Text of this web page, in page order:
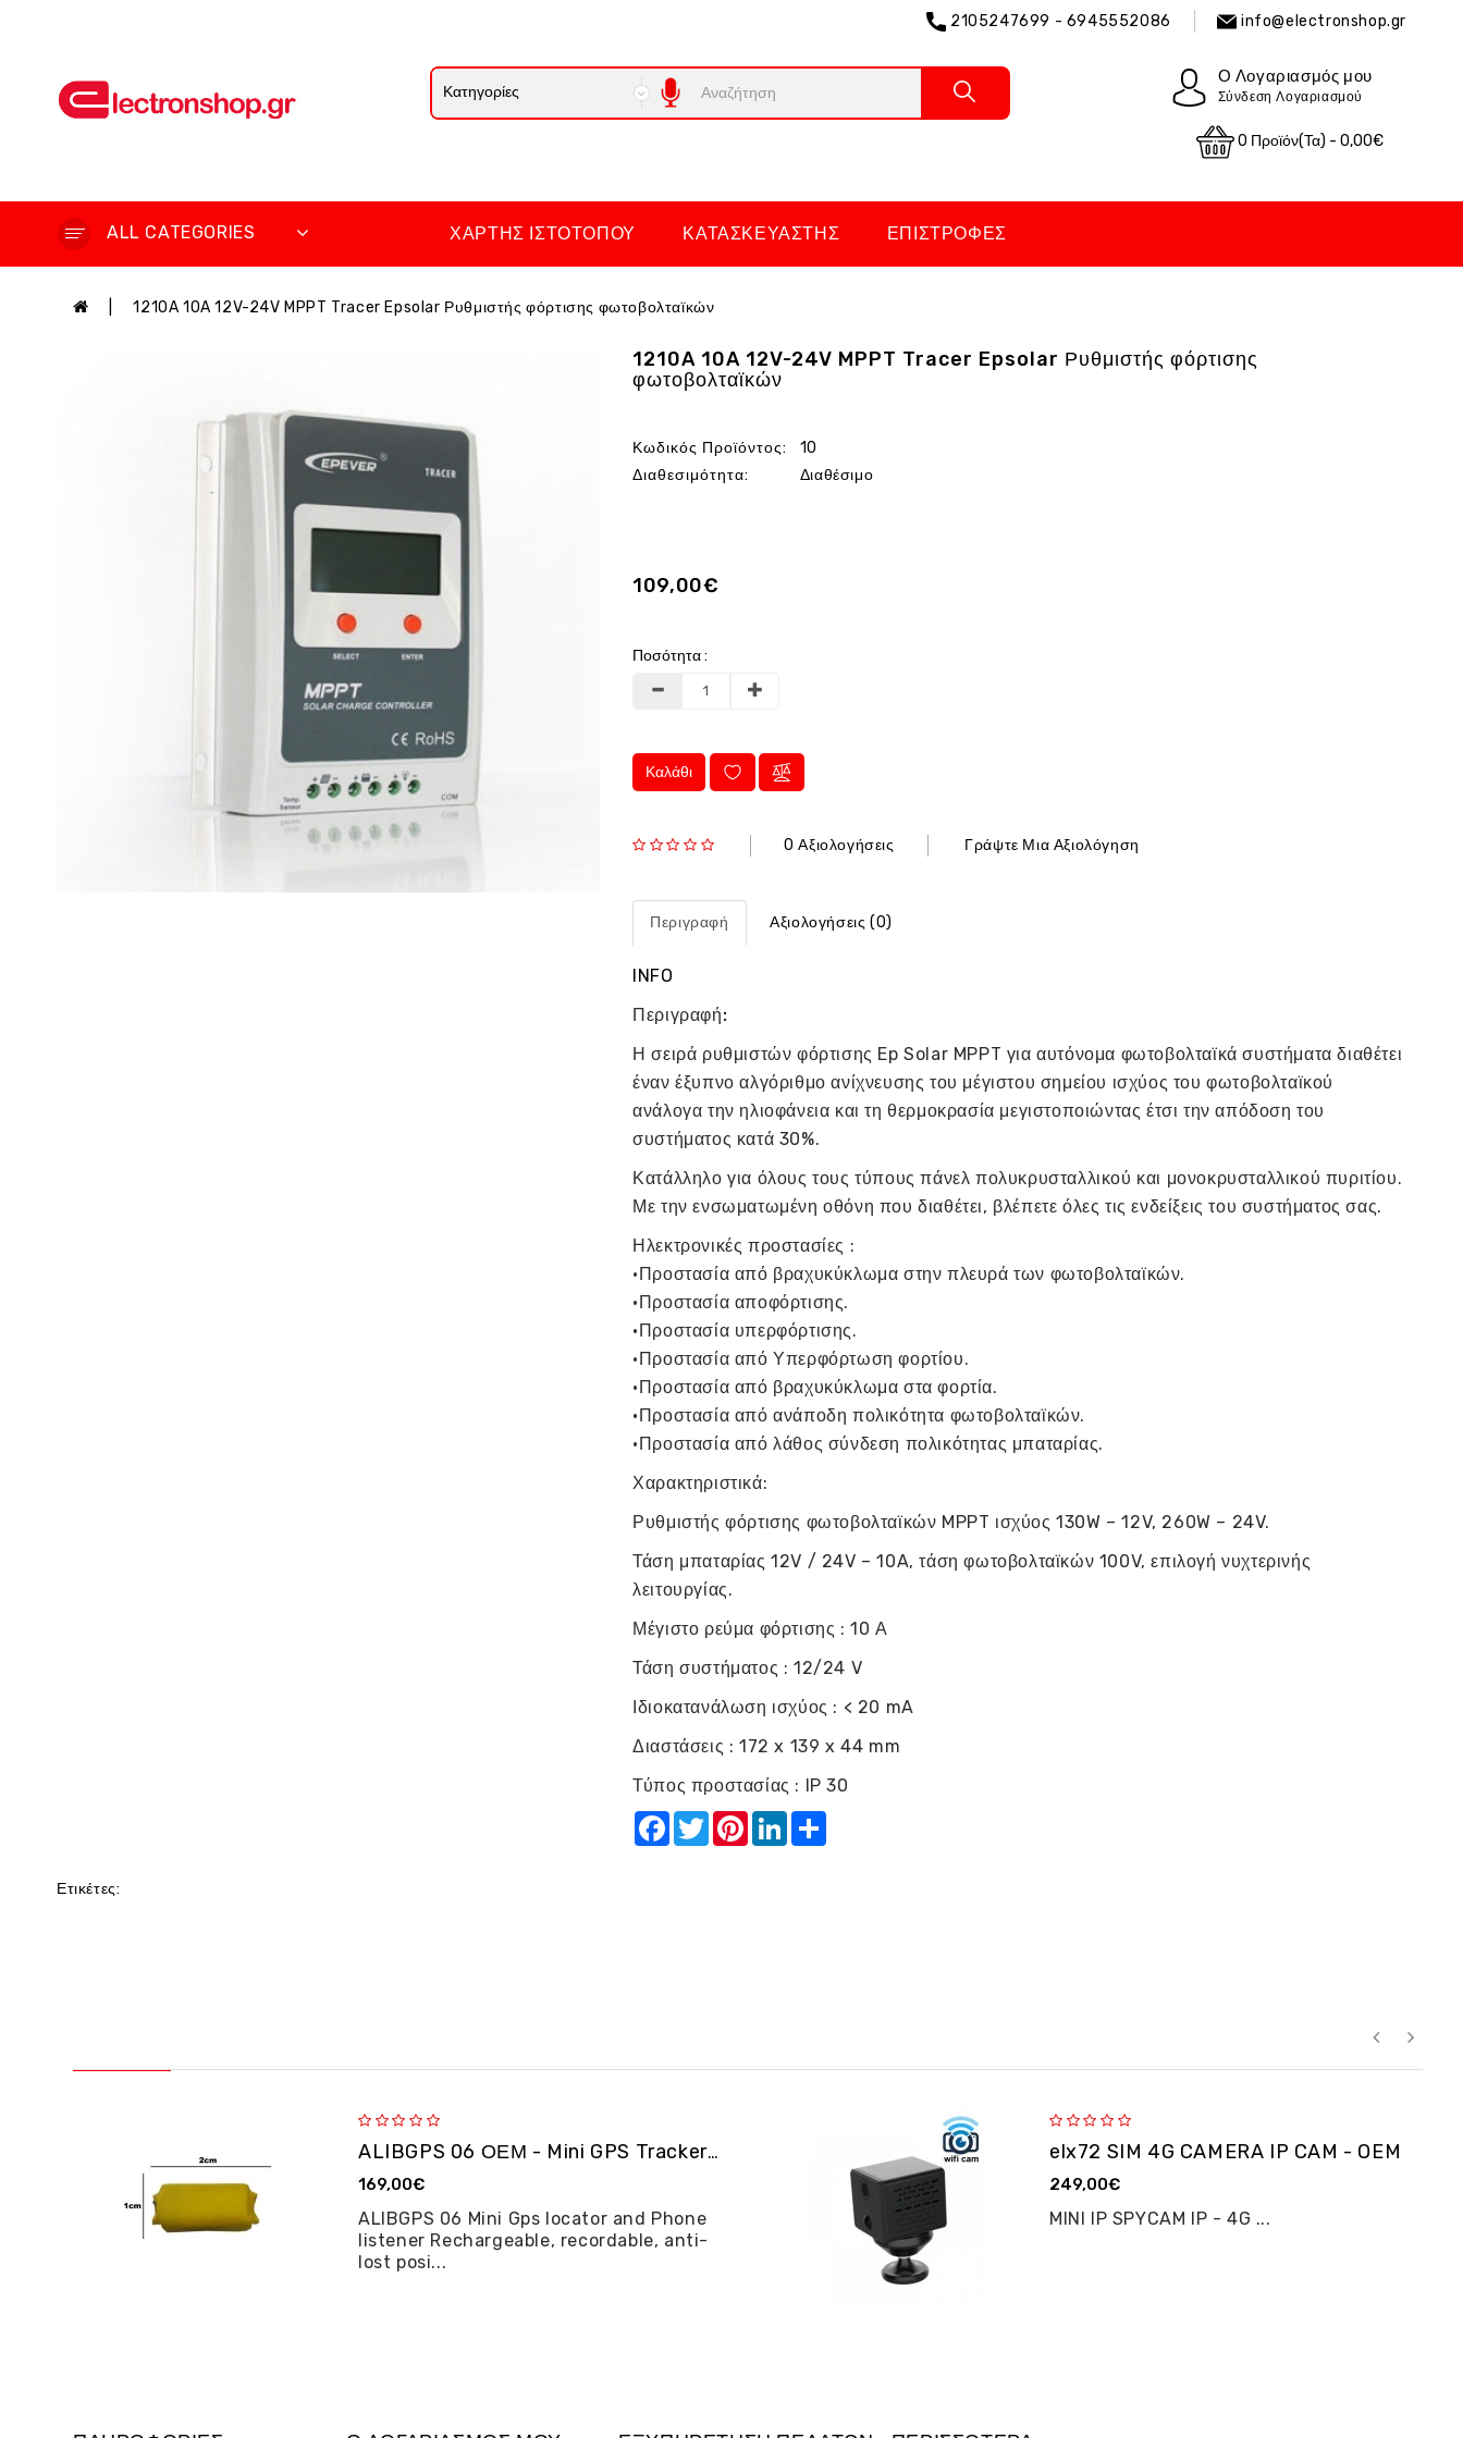
2105247699 - 6945552086 info@electronshop.gr
Ο Λογαριασμός μου
Σύνδεση Λογαριασμού
0 Προϊόν(τα) - 0,00€
ALL CATEGORIES ΧΆΡΤΗΣ ΙΣΤΌΤΟΠΟΥ ΚΑΤΑΣΚΕΥΑΣΤΉΣ ΕΠΙΣΤΡΟΦΈΣ
1210A 10A 12V-24V MPPT Tracer Epsolar Ρυθμιστής φόρτισης φωτοβολταϊκών
1210A 10A 12V-24V MPPT Tracer Epsolar Ρυθμιστής φόρτισης
φωτοβολταϊκών
Κωδικός Προϊόντος:
10
Διαθεσιμότητα:
Διαθέσιμο
109,00€
Ποσότητα :
Καλάθι
0 Αξιολογήσεις Γράψτε Μια Αξιολόγηση
Περιγραφή Αξιολογήσεις (0)
INFO
Περιγραφή:
Η σειρά ρυθμιστών φόρτισης Ep Solar MPPT για αυτόνομα φωτοβολταϊκά συστήματα διαθέτει
έναν έξυπνο αλγόριθμο ανίχνευσης του μέγιστου σημείου ισχύος του φωτοβολταϊκού
ανάλογα την ηλιοφάνεια και τη θερμοκρασία μεγιστοποιώντας έτσι την απόδοση του
συστήματος κατά 30%.
Κατάλληλο για όλους τους τύπους πάνελ πολυκρυσταλλικού και μονοκρυσταλλικού πυριτίου.
Με την ενσωματωμένη οθόνη που διαθέτει, βλέπετε όλες τις ενδείξεις του συστήματος σας.
Ηλεκτρονικές προστασίες :
·Προστασία από βραχυκύκλωμα στην πλευρά των φωτοβολταϊκών.
·Προστασία αποφόρτισης.
·Προστασία υπερφόρτισης.
·Προστασία από Υπερφόρτωση φορτίου.
·Προστασία από βραχυκύκλωμα στα φορτία.
·Προστασία από ανάποδη πολικότητα φωτοβολταϊκών.
·Προστασία από λάθος σύνδεση πολικότητας μπαταρίας.
Χαρακτηριστικά:
Ρυθμιστής φόρτισης φωτοβολταϊκών MPPT ισχύος 130W – 12V, 260W – 24V.
Τάση μπαταρίας 12V / 24V – 10A, τάση φωτοβολταϊκών 100V, επιλογή νυχτερινής
λειτουργίας.
Μέγιστο ρεύμα φόρτισης : 10 Α
Τάση συστήματος : 12/24 V
Ιδιοκατανάλωση ισχύος : < 20 mA
Διαστάσεις : 172 x 139 x 44 mm
Τύπος προστασίας : IP 30
Facebook
TwitterPinterestLinkedIn
Ετικέτες:
ALIBGPS 06 ΟΕΜ - Mini GPS Tracker και φω�...
169,00€
ALIBGPS 06 Mini Gps locator and Phone
listener Rechargeable, recordable, anti-
lost posi...
elx72 SIM 4G CAMERA IP CAM - OEM
249,00€
MINI IP SPYCAM IP - 4G ...